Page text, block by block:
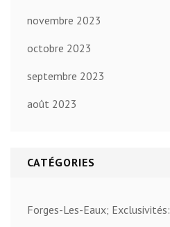
novembre 2023
octobre 2023
septembre 2023
août 2023
CATÉGORIES
Forges-Les-Eaux; Exclusivités: